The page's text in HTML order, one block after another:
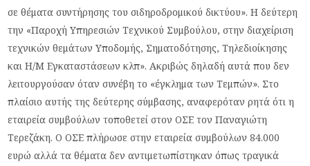
σε θέματα συντήρησης του σιδηροδρομικού δικτύου». Η δεύτερη
την «Παροχή Υπηρεσιών Τεχνικού Συμβούλου, στην διαχείριση
τεχνικών θεμάτων Υποδομής, Σηματοδότησης, Τηλεδιοίκησης
και Η/Μ Εγκαταστάσεων κλπ». Ακριβώς δηλαδή αυτά που δεν
λειτουργούσαν όταν συνέβη το «έγκλημα των Τεμπών». Στο
πλαίσιο αυτής της δεύτερης σύμβασης, αναφερόταν ρητά ότι η
εταιρεία συμβούλων τοποθετεί στον ΟΣΕ τον Παναγιώτη
Τερεζάκη. Ο ΟΣΕ πλήρωσε στην εταιρεία συμβούλων 84.000
ευρώ αλλά τα θέματα δεν αντιμετωπίστηκαν όπως τραγικά